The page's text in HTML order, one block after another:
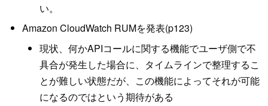
い。
Amazon CloudWatch RUMを発表(p123)
現状、何かAPIコールに関する機能でユーザ側で不
具合が発生した場合に、タイムラインで整理するこ
とが難しい状態だが、この機能によってそれが可能
になるのではという期待がある